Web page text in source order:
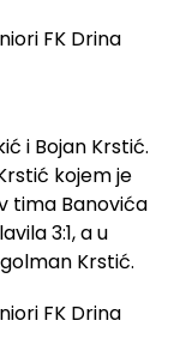
i Bojan Krstić.
kojem je
tima Banovića
3:1, a u
Krstić.